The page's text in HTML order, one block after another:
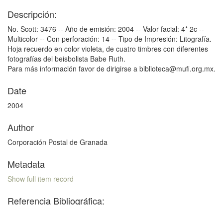
Descripción:
No. Scott: 3476 -- Año de emisión: 2004 -- Valor facial: 4* 2c --
Multicolor -- Con perforación: 14 -- Tipo de Impresión: Litografía.
Hoja recuerdo en color violeta, de cuatro timbres con diferentes
fotografías del beisbolista Babe Ruth.
Para más información favor de dirigirse a biblioteca@mufi.org.mx.
Date
2004
Author
Corporación Postal de Granada
Metadata
Show full item record
Referencia Bibliográfica: